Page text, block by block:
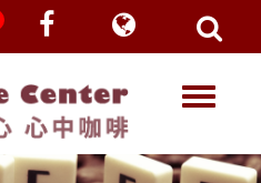
T
g